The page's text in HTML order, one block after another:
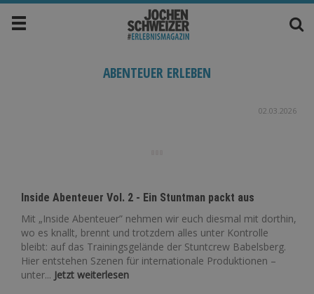
ABENTEUER ERLEBEN
02.03.2026
Inside Abenteuer Vol. 2 - Ein Stuntman packt aus
Mit „Inside Abenteuer” nehmen wir euch diesmal mit dorthin,
wo es knallt, brennt und trotzdem alles unter Kontrolle
bleibt: auf das Trainingsgelände der Stuntcrew Babelsberg.
Hier entstehen Szenen für internationale Produktionen –
unter... Jetzt weiterlesen